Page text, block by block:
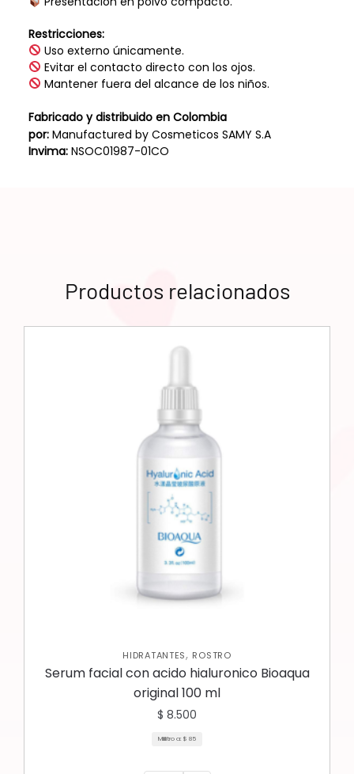
Restricciones:
Uso externo únicamente.
Evitar el contacto directo con los ojos.
Mantener fuera del alcance de los niños.
Fabricado y distribuido en Colombia
por:Manufactured by Cosmeticos SAMY S.A
Invima: NSOC01987-01CO
Productos relacionados
HIDRATANTES, ROSTRO
Serum facial con acido hialuronico Bioaqua
original 100 ml
$ 8.500
Mililitro a: $ 85